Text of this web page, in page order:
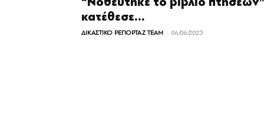
κατέθεσε...
ΔΙΚΑΣΤΙΚΟ ΡΕΠΟΡΤΑΖ TEAM - 06/06/2023